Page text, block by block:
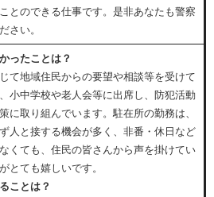
とのできる仕事です。是非あなたも警察
さい。
ったことは？
て地域住民からの要望や相談等を受けて
小中学校や老人会等に出席し、防犯活動
に取り組んでいます。駐在所の勤務は、
人と接する機会が多く、非番・休日など
くても、住民の皆さんから声を掛けてい
とても嬉しいです。
ことは？